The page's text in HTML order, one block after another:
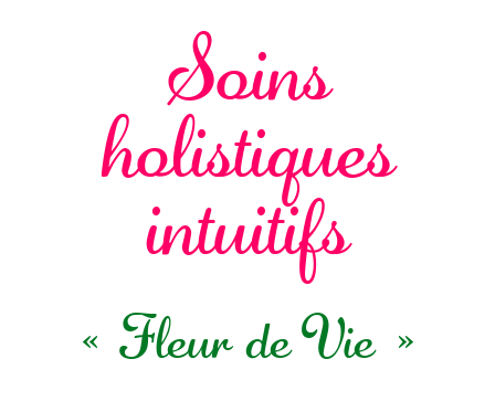
Soins
holistiques
intuitifs
« Fleur de Vie »